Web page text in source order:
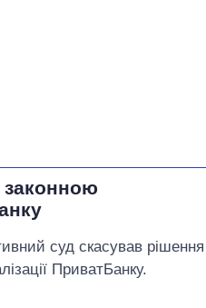
законною
суд скасував рішення
ПриватБанку.